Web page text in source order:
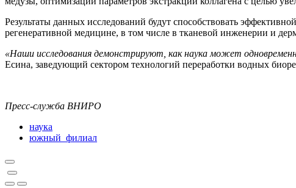
Результаты данных исследований будут способствовать
регенеративной медицине, в том числе в тканевой инженерии и
«Наши исследования демонстрируют, как наука может
Есина, заведующий сектором технологий переработки водных
Пресс-служба ВНИРО
наука
южный_филиал